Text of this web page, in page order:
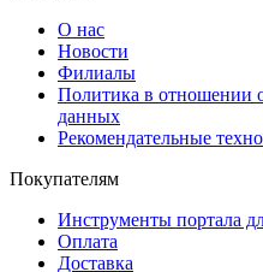
О нас
Новости
Филиалы
Политика в отношении
данных
Рекомендательные
Покупателям
Инструменты портала
Оплата
Доставка